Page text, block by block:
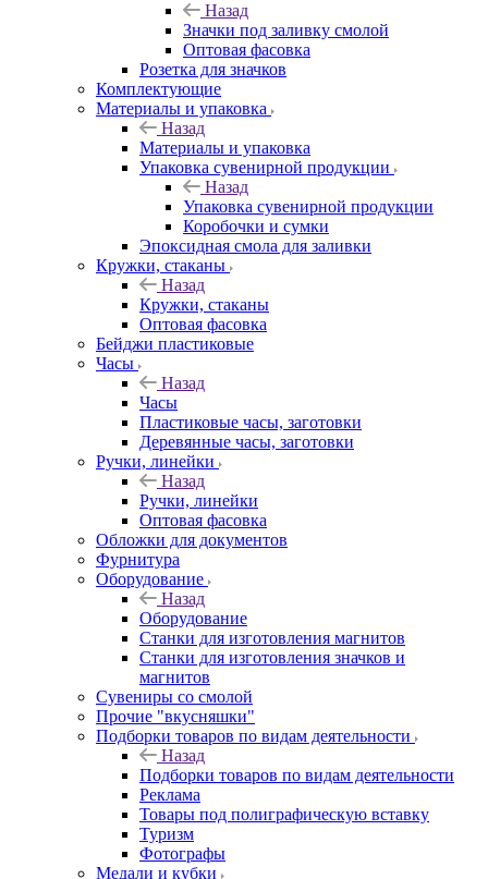
Назад
Значки под заливку смолой
Оптовая фасовка
Розетка для значков
Комплектующие
Материалы и упаковка
Назад
Материалы и упаковка
Упаковка сувенирной продукции
Назад
Упаковка сувенирной продукции
Коробочки и сумки
Эпоксидная смола для заливки
Кружки, стаканы
Назад
Кружки, стаканы
Оптовая фасовка
Бейджи пластиковые
Часы
Назад
Часы
Пластиковые часы, заготовки
Деревянные часы, заготовки
Ручки, линейки
Назад
Ручки, линейки
Оптовая фасовка
Обложки для документов
Фурнитура
Оборудование
Назад
Оборудование
Станки для изготовления магнитов
Станки для изготовления значков и
магнитов
Сувениры со смолой
Прочие "вкусняшки"
Подборки товаров по видам деятельности
Назад
Подборки товаров по видам деятельности
Реклама
Товары под полиграфическую вставку
Туризм
Фотографы
Медали и кубки